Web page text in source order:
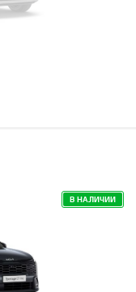
В НАЛИЧИИ